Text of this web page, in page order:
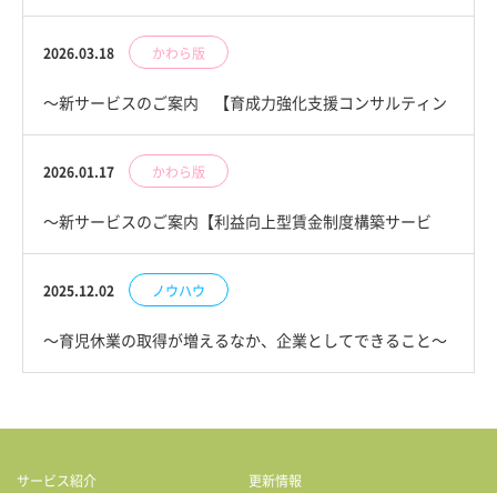
受章しました～
2026.03.18 かわら版
～新サービスのご案内 【育成力強化支援コンサルティン
グ】～
2026.01.17 かわら版
～新サービスのご案内【利益向上型賃金制度構築サービ
ス】～
2025.12.02 ノウハウ
～育児休業の取得が増えるなか、企業としてできること～
サービス紹介
更新情報